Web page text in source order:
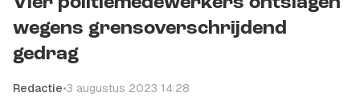
Kopieer link
wegens grensoverschrijdend
gedrag
Redactie•3 augustus 2023 14:28